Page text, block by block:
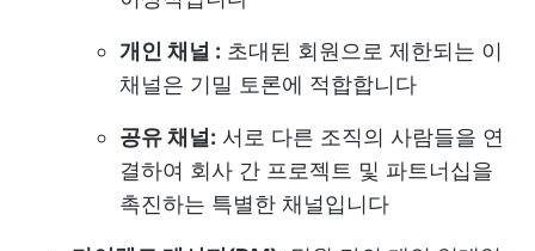
개인 채널 : 초대된 회원으로 제한되는 이
채널은 기밀 토론에 적합합니다
공유 채널: 서로 다른 조직의 사람들을 연
결하여 회사 간 프로젝트 및 파트너십을
촉진하는 특별한 채널입니다